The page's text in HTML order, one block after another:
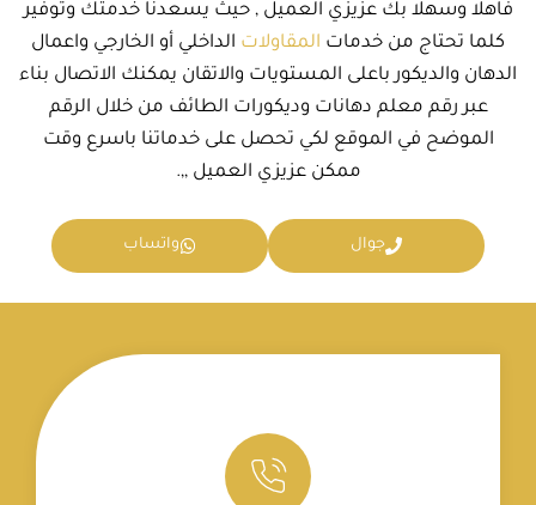
فاهلا وسهلا بك عزيزي العميل , حيث يسعدنا خدمتك وتوفير
كلما تحتاج من خدمات المقاولات الداخلي أو الخارجي واعمال
الدهان والديكور باعلى المستويات والاتقان يمكنك الاتصال بناء
عبر رقم معلم دهانات وديكورات الطائف من خلال الرقم
الموضح في الموقع لكي تحصل على خدماتنا باسرع وقت
ممكن عزيزي العميل ,,.
جوال واتساب